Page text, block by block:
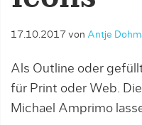
17.10.2017 von Antje
Als Outline oder
für Print oder Web.
Michael Amprimo